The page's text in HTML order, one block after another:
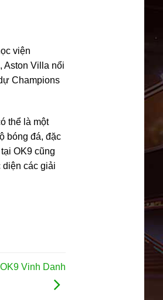
viện
Aston Villa nổi
Champions
thể là một
bóng đá, đặc
OK9 cũng
diện các giải
Vinh Danh